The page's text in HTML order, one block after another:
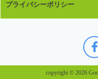
プライバシーポリシー
copyright © 2026